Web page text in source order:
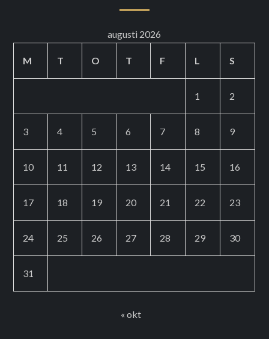
augusti 2026
M T O T F L S
1 2
3 4 5 6 7 8 9
10 11 12 13 14 15 16
17 18 19 20 21 22 23
24 25 26 27 28 29 30
31
« okt